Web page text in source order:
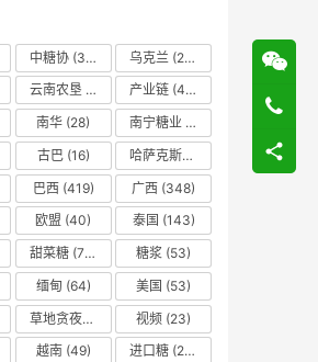
中糖协 (37) 乌克兰 (20)
云南农垦 产业链 (42)
南华 (28) 南宁糖业
古巴(16) 哈萨克斯坦
巴西(419) 广西 (348)
欧盟 (40) 泰国 (143)
甜菜糖 (70) 糖浆 (53)
缅甸 (64) 美国 (53)
草地贪夜蛾 视频 (23)
越南(49) 进口糖 (236)